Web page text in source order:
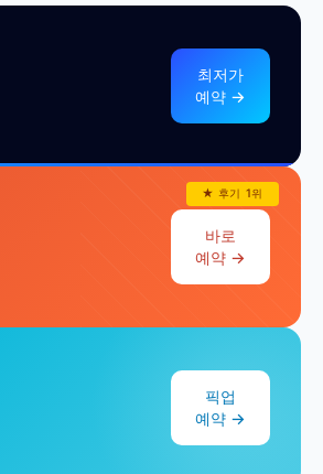
최저가
예약 →
★ 후기 1위
바로
예약 →
픽업
예약 →